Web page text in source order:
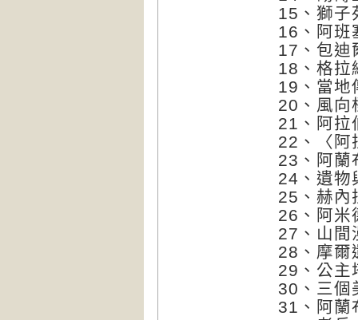
15、獅子
16、阿班
17、包迪
18、格拉
19、當地
20、風向
21、阿拉
22、〈阿
23、阿蘭
24、遺物
25、赫內
26、阿米
27、山間
28、摩爾
29、公主
30、三個
31、阿蘭